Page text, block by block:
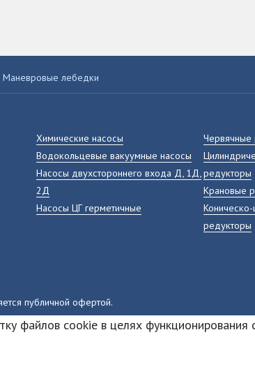
Маневровые лебедки
Химические насосы
Водокольцевые вакуумные насосы
Насосы двухстороннего входа Д, 1Д,
2Д
Насосы ЦГ герметичные
Червячные
редукторы
Крановые
редукторы
публичной офертой.
файлов cookie в целях функционирования